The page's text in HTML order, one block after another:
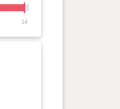
14